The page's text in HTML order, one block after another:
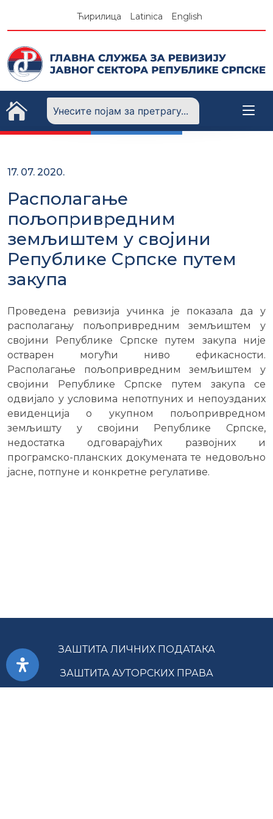
Ћирилица Latinica English
17. 07. 2020.
Располагање
пољопривредним
земљиштем у својини
Републике Српске путем
зaкупa
Проведена ревизија учинка је показала да у
располагању пољопривредним земљиштем у
својини Републике Српске путем закупа није
остварен могући ниво ефикасности.
Располагање пољопривредним земљиштем у
својини Републике Српске путем закупа се
одвијало у условима непотпуних и непоузданих
евиденција о укупном пољопривредном
земљишту у својини Републике Српске,
недостатка одговарајућих развојних и
програмско-планских докумената те недовољно
јасне, потпуне и конкретне регулативе.
ЗАШТИТА ЛИЧНИХ ПОДАТАКА
ЗАШТИТА АУТОРСКИХ ПРАВА